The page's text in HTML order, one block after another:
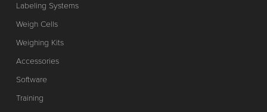
Labeling Systems
Weigh Cells
Weighing Kits
Accessories
Software
Training